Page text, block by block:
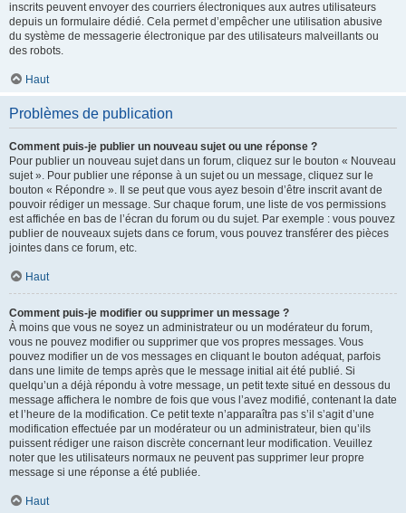
inscrits peuvent envoyer des courriers électroniques aux autres utilisateurs
depuis un formulaire dédié. Cela permet d’empêcher une utilisation abusive
du système de messagerie électronique par des utilisateurs malveillants ou
des robots.
Haut
Problèmes de publication
Comment puis-je publier un nouveau sujet ou une réponse ?
Pour publier un nouveau sujet dans un forum, cliquez sur le bouton « Nouveau
sujet ». Pour publier une réponse à un sujet ou un message, cliquez sur le
bouton « Répondre ». Il se peut que vous ayez besoin d’être inscrit avant de
pouvoir rédiger un message. Sur chaque forum, une liste de vos permissions
est affichée en bas de l’écran du forum ou du sujet. Par exemple : vous pouvez
publier de nouveaux sujets dans ce forum, vous pouvez transférer des pièces
jointes dans ce forum, etc.
Haut
Comment puis-je modifier ou supprimer un message ?
À moins que vous ne soyez un administrateur ou un modérateur du forum,
vous ne pouvez modifier ou supprimer que vos propres messages. Vous
pouvez modifier un de vos messages en cliquant le bouton adéquat, parfois
dans une limite de temps après que le message initial ait été publié. Si
quelqu’un a déjà répondu à votre message, un petit texte situé en dessous du
message affichera le nombre de fois que vous l’avez modifié, contenant la date
et l’heure de la modification. Ce petit texte n’apparaîtra pas s’il s’agit d’une
modification effectuée par un modérateur ou un administrateur, bien qu’ils
puissent rédiger une raison discrète concernant leur modification. Veuillez
noter que les utilisateurs normaux ne peuvent pas supprimer leur propre
message si une réponse a été publiée.
Haut